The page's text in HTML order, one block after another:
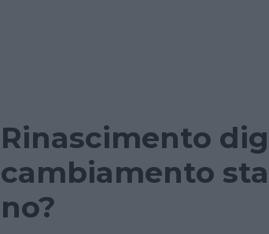
Rinascimento
cambiamento
no?